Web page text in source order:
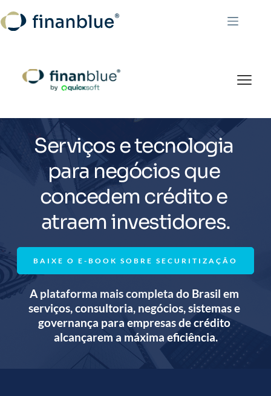
para
o
Serviços e tecnologia
para negócios que
concedem crédito e
atraem investidores.
BAIXE O E-BOOK SOBRE SECURITIZAÇÃO
A plataforma mais completa do Brasil em
serviços, consultoria, negócios, sistemas e
governança para empresas de crédito
alcançarem a máxima eficiência.